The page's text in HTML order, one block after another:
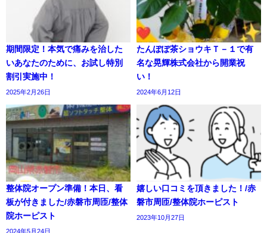
期間限定！本気で痛みを治した
いあなたのために、お試し特別
割引実施中！
2025年2月26日
たんぽぽ茶ショウキＴ－１で有
名な晃輝株式会社から開業祝
い！
2024年6月12日
整体院オープン準備！本日、看
板が付きました/赤磐市周匝/整体
院ホーピスト
2024年5月24日
嬉しい口コミを頂きました！/赤
磐市周匝/整体院ホーピスト
2023年10月27日